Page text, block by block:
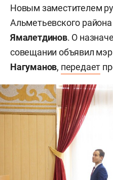
Новым заместителем
Альметьевского
Ямалетдинов. О
совещании объявил
Нагуманов, передает